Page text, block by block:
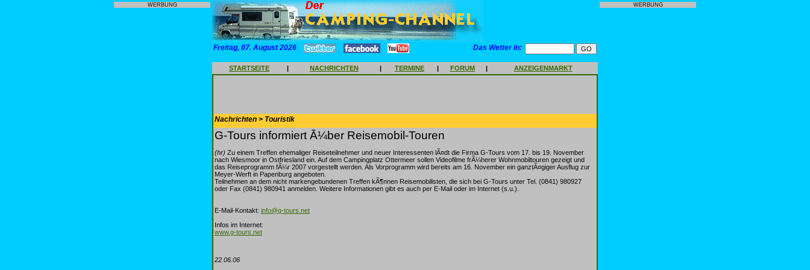
WERBUNG
Freitag, 07. August 2026 Das Wetter in:
STARTSEITE | NACHRICHTEN | TERMINE | FORUM | ANZEIGENMARKT
Nachrichten > Touristik
G-Tours informiert Ã¼ber Reisemobil-Touren
(hr) Zu einem Treffen ehemaliger Reiseteilnehmer und neuer Interessenten lÃ¤dt die Firma G-Tours vom 17. bis 19. November
nach Wiesmoor in Ostfriesland ein. Auf dem Campingplatz Ottermeer sollen Videofilme frÃ¼herer Wohnmobiltouren gezeigt und
das Reiseprogramm fÃ¼r 2007 vorgestellt werden. Als Vorprogramm wird bereits am 16. November ein ganztÃ¤giger Ausflug zur
Meyer-Werft in Papenburg angeboten.
Teilnehmen an dem nicht markengebundenen Treffen kÃ¶nnen Reisemobilisten, die sich bei G-Tours unter Tel. (0841) 980927
oder Fax (0841) 980941 anmelden. Weitere Informationen gibt es auch per E-Mail oder im Internet (s.u.).
E-Mail-Kontakt: info@g-tours.net
Infos im Internet:
www.g-tours.net
22.06.06
WERBUNG